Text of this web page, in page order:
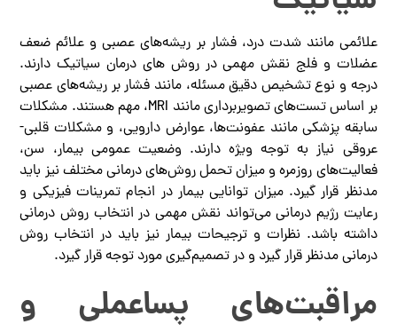
علائمی مانند شدت درد، فشار بر ریشه‌های عصبی و علائم ضعف
عضلات و فلج نقش مهمی در روش های درمان سیاتیک دارند.
درجه و نوع تشخیص دقیق مسئله، مانند فشار بر ریشه‌های عصبی
بر اساس تست‌های تصویربرداری مانند MRI، مهم هستند. مشکلات
سابقه پزشکی مانند عفونت‌ها، عوارض دارویی، و مشکلات قلبی-
عروقی نیاز به توجه ویژه دارند. وضعیت عمومی بیمار، سن،
فعالیت‌های روزمره و میزان تحمل روش‌های درمانی مختلف نیز باید
مدنظر قرار گیرد. میزان توانایی بیمار در انجام تمرینات فیزیکی و
رعایت رژیم درمانی می‌تواند نقش مهمی در انتخاب روش درمانی
داشته باشد. نظرات و ترجیحات بیمار نیز باید در انتخاب روش
درمانی مدنظر قرار گیرد و در تصمیم‌گیری مورد توجه قرار گیرد.
مراقبت‌های پساعملی و